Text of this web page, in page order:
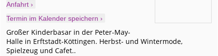
Anfahrt ›
Termin im Kalender speichern ›
Großer Kinderbasar in der Peter-May-
Halle in Erftstadt-Köttingen. Herbst- und Wintermode,
Spielzeug und Cafet..